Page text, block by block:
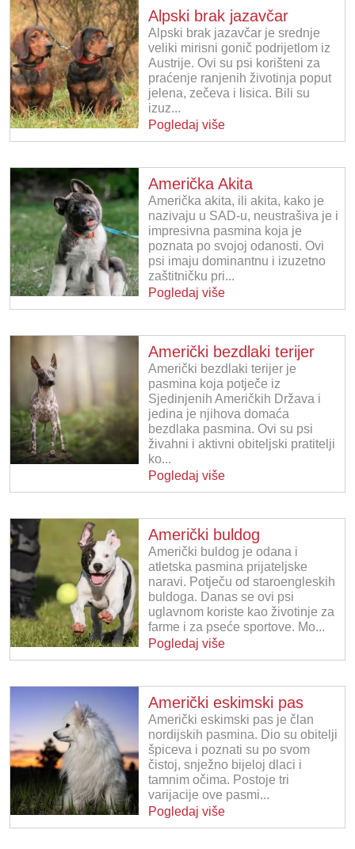
Alpski brak jazavčar
Alpski brak jazavčar je srednje
veliki mirisni gonič podrijetlom iz
Austrije. Ovi su psi korišteni za
praćenje ranjenih životinja poput
jelena, zečeva i lisica. Bili su
izuz...
Pogledaj više
Američka Akita
Američka akita, ili akita, kako je
nazivaju u SAD-u, neustrašiva je i
impresivna pasmina koja je
poznata po svojoj odanosti. Ovi
psi imaju dominantnu i izuzetno
zaštitničku pri...
Pogledaj više
Američki bezdlaki terijer
Američki bezdlaki terijer je
pasmina koja potječe iz
Sjedinjenih Američkih Država i
jedina je njihova domaća
bezdlaka pasmina. Ovi su psi
živahni i aktivni obiteljski pratitelji
ko...
Pogledaj više
Američki buldog
Američki buldog je odana i
atletska pasmina prijateljske
naravi. Potječu od staroengleskih
buldoga. Danas se ovi psi
uglavnom koriste kao životinje za
farme i za pseće sportove. Mo...
Pogledaj više
Američki eskimski pas
Američki eskimski pas je član
nordijskih pasmina. Dio su obitelji
špiceva i poznati su po svom
čistoj, snježno bijeloj dlaci i
tamnim očima. Postoje tri
varijacije ove pasmi...
Pogledaj više